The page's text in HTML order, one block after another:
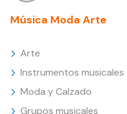
Música Moda Arte
Arte
Instrumentos musicales
Moda y Calzado
Grupos musicales